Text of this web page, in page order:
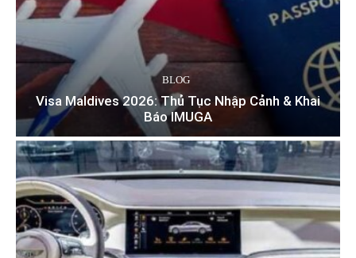
BLOG
Visa Maldives 2026: Thủ Tục Nhập Cảnh & Khai
Báo IMUGA